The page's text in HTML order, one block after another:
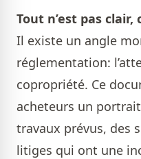
Tout n’est pas
Il existe un angle
réglementation:
copropriété. Ce
acheteurs un
travaux prévus, des
litiges qui ont une